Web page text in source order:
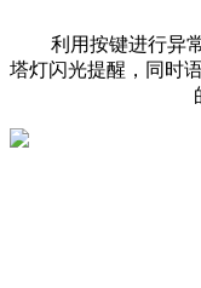
利用按键进行异
塔灯闪光提醒，同时